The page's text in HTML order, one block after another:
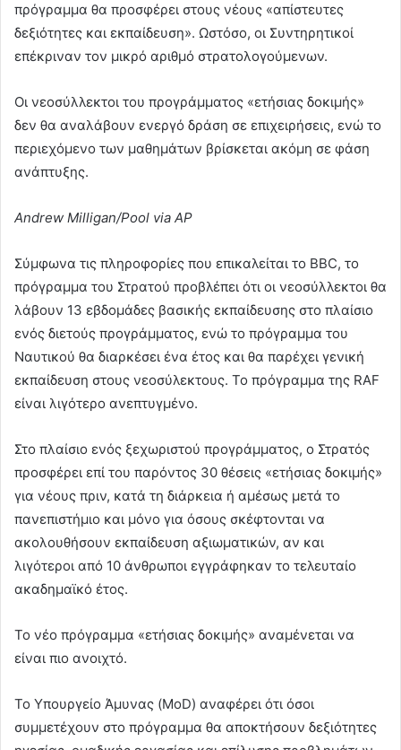
πρόγραμμα θα προσφέρει στους νέους «απίστευτες
δεξιότητες και εκπαίδευση». Ωστόσο, οι Συντηρητικοί
επέκριναν τον μικρό αριθμό στρατολογούμενων.
Οι νεοσύλλεκτοι του προγράμματος «ετήσιας δοκιμής»
δεν θα αναλάβουν ενεργό δράση σε επιχειρήσεις, ενώ το
περιεχόμενο των μαθημάτων βρίσκεται ακόμη σε φάση
ανάπτυξης.
Andrew Milligan/Pool via AP
Σύμφωνα τις πληροφορίες που επικαλείται το BBC, το
πρόγραμμα του Στρατού προβλέπει ότι οι νεοσύλλεκτοι θα
λάβουν 13 εβδομάδες βασικής εκπαίδευσης στο πλαίσιο
ενός διετούς προγράμματος, ενώ το πρόγραμμα του
Ναυτικού θα διαρκέσει ένα έτος και θα παρέχει γενική
εκπαίδευση στους νεοσύλεκτους. Το πρόγραμμα της RAF
είναι λιγότερο ανεπτυγμένο.
Στο πλαίσιο ενός ξεχωριστού προγράμματος, ο Στρατός
προσφέρει επί του παρόντος 30 θέσεις «ετήσιας δοκιμής»
για νέους πριν, κατά τη διάρκεια ή αμέσως μετά το
πανεπιστήμιο και μόνο για όσους σκέφτονται να
ακολουθήσουν εκπαίδευση αξιωματικών, αν και
λιγότεροι από 10 άνθρωποι εγγράφηκαν το τελευταίο
ακαδημαϊκό έτος.
Το νέο πρόγραμμα «ετήσιας δοκιμής» αναμένεται να
είναι πιο ανοιχτό.
Το Υπουργείο Άμυνας (MoD) αναφέρει ότι όσοι
συμμετέχουν στο πρόγραμμα θα αποκτήσουν δεξιότητες